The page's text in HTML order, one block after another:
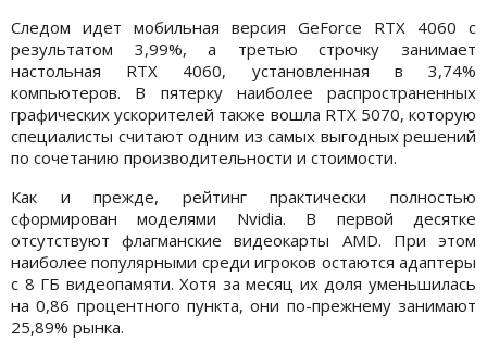
Следом идет мобильная версия GeForce RTX 4060 с
результатом 3,99%, а третью строчку занимает
настольная RTX 4060, установленная в 3,74%
компьютеров. В пятерку наиболее распространенных
графических ускорителей также вошла RTX 5070, которую
специалисты считают одним из самых выгодных решений
по сочетанию производительности и стоимости.
Как и прежде, рейтинг практически полностью
сформирован моделями Nvidia. В первой десятке
отсутствуют флагманские видеокарты AMD. При этом
наиболее популярными среди игроков остаются адаптеры
с 8 ГБ видеопамяти. Хотя за месяц их доля уменьшилась
на 0,86 процентного пункта, они по-прежнему занимают
25,89% рынка.